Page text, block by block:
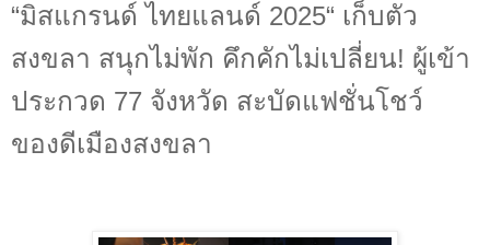
“มิสแกรนด์ ไทยแลนด์ 2025“ เก็บตัว
สงขลา สนุกไม่พัก คึกคักไม่เปลี่ยน! ผู้เข้า
ประกวด 77 จังหวัด สะบัดแฟชั่นโชว์
ของดีเมืองสงขลา